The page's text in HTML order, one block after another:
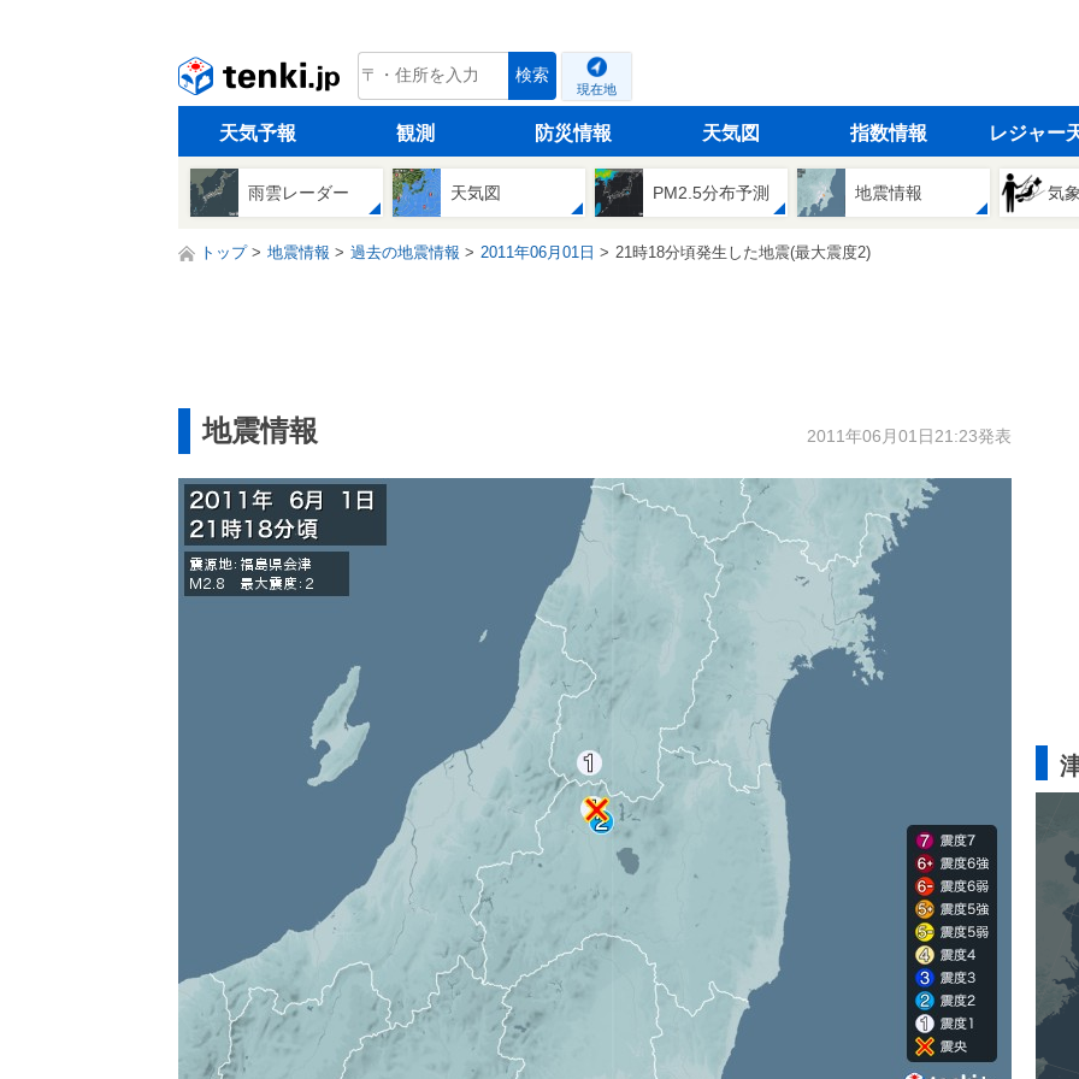
tenki.jp 検索
現在地
天気予報 観測 防災情報 天気図 指数情報 レジャー
雨雲レーダー 天気図 PM2.5分布予測 地震情報 気
トップ 地震情報 過去の地震情報 2011年06月01日 21時18分頃発生した地震(最大震度2)
地震情報 2011年06月01日21:23発表